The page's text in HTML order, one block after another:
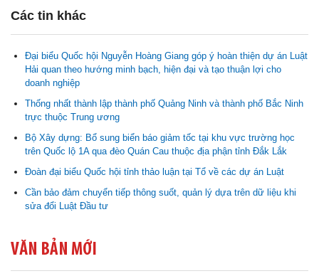
Các tin khác
Đại biểu Quốc hội Nguyễn Hoàng Giang góp ý hoàn thiện dự án Luật
Hải quan theo hướng minh bạch, hiện đại và tạo thuận lợi cho
doanh nghiệp
Thống nhất thành lập thành phố Quảng Ninh và thành phố Bắc Ninh
trực thuộc Trung ương
Bộ Xây dựng: Bổ sung biển báo giảm tốc tại khu vực trường học
trên Quốc lộ 1A qua đèo Quán Cau thuộc địa phận tỉnh Đắk Lắk
Đoàn đại biểu Quốc hội tỉnh thảo luận tại Tổ về các dự án Luật
Cần bảo đảm chuyển tiếp thông suốt, quản lý dựa trên dữ liệu khi
sửa đổi Luật Đầu tư
VĂN BẢN MỚI
Nghị quyết Cho ý kiến về cam kết bố trí nguồn vốn đối ứng ngân
Nghị quyết về việc phân bổ kế hoạch vốn đầu tư phát triển được
phép kéo dài thời gian sang năm 2026 thực hiện và giải...
Nghị quyết Về chất vấn tại Kỳ họp thứ Hai, Hội đồng nhân dân tỉnh